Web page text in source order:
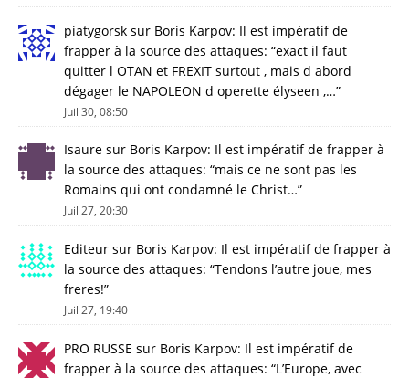
piatygorsk sur Boris Karpov: Il est impératif de
frapper à la source des attaques: “exact il faut
quitter l OTAN et FREXIT surtout , mais d abord
dégager le NAPOLEON d operette élyseen ,…”
Juil 30, 08:50
Isaure sur Boris Karpov: Il est impératif de frapper à
la source des attaques: “mais ce ne sont pas les
Romains qui ont condamné le Christ…”
Juil 27, 20:30
Editeur sur Boris Karpov: Il est impératif de frapper à
la source des attaques: “Tendons l’autre joue, mes
freres!”
Juil 27, 19:40
PRO RUSSE sur Boris Karpov: Il est impératif de
frapper à la source des attaques: “L’Europe, avec